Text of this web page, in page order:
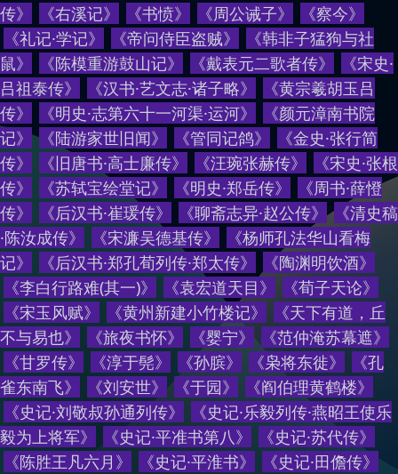
传》 《右溪记》 《书愤》 《周公诫子》 《察今》
《礼记·学记》 《帝问侍臣盗贼》 《韩非子猛狗与社
鼠》 《陈模重游鼓山记》 《戴表元二歌者传》 《宋史·
吕祖泰传》 《汉书·艺文志·诸子略》 《黄宗羲胡玉吕
传》 《明史·志第六十一河渠·运河》 《颜元漳南书院
记》 《陆游家世旧闻》 《管同记鸽》 《金史·张行简
传》 《旧唐书·高士廉传》 《汪琬张赫传》 《宋史·张根
传》 《苏轼宝绘堂记》 《明史·郑岳传》 《周书·薛憕
传》 《后汉书·崔瑗传》 《聊斋志异·赵公传》 《清史稿
·陈汝成传》 《宋濂吴德基传》 《杨师孔法华山看梅
记》 《后汉书·郑孔荀列传·郑太传》 《陶渊明饮酒》
《李白行路难(其一)》 《袁宏道天目》 《荀子天论》
《宋玉风赋》 《黄州新建小竹楼记》 《天下有道，丘
不与易也》 《旅夜书怀》 《婴宁》 《范仲淹苏幕遮》
《甘罗传》 《淳于髡》 《孙膑》 《枭将东徙》 《孔
雀东南飞》 《刘安世》 《于园》 《阎伯理黄鹤楼》
《史记·刘敬叔孙通列传》 《史记·乐毅列传·燕昭王使乐
毅为上将军》 《史记·平准书第八》 《史记·苏代传》
《陈胜王凡六月 》 《史记·平淮书》 《史记·田儋传》